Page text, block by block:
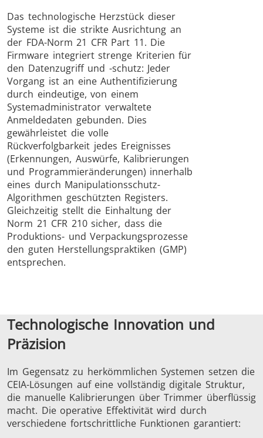
Das technologische Herzstück dieser
Systeme ist die strikte Ausrichtung an
der FDA-Norm 21 CFR Part 11. Die
Firmware integriert strenge Kriterien für
den Datenzugriff und -schutz: Jeder
Vorgang ist an eine Authentifizierung
durch eindeutige, von einem
Systemadministrator verwaltete
Anmeldedaten gebunden. Dies
gewährleistet die volle
Rückverfolgbarkeit jedes Ereignisses
(Erkennungen, Auswürfe, Kalibrierungen
und Programmieränderungen) innerhalb
eines durch Manipulationsschutz-
Algorithmen geschützten Registers.
Gleichzeitig stellt die Einhaltung der
Norm 21 CFR 210 sicher, dass die
Produktions- und Verpackungsprozesse
den guten Herstellungspraktiken (GMP)
entsprechen.
Technologische Innovation und
Präzision
Im Gegensatz zu herkömmlichen Systemen setzen die
CEIA-Lösungen auf eine vollständig digitale Struktur,
die manuelle Kalibrierungen über Trimmer überflüssig
macht. Die operative Effektivität wird durch
verschiedene fortschrittliche Funktionen garantiert: